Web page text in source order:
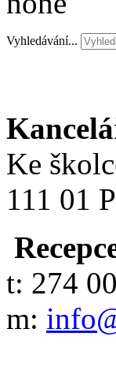
Vyhledávání...
Ke
111 01
t: 274
m: